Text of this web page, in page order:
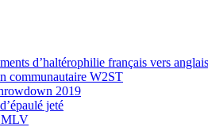
d’haltérophilie français vers anglais
communautaire W2ST
2019
jeté